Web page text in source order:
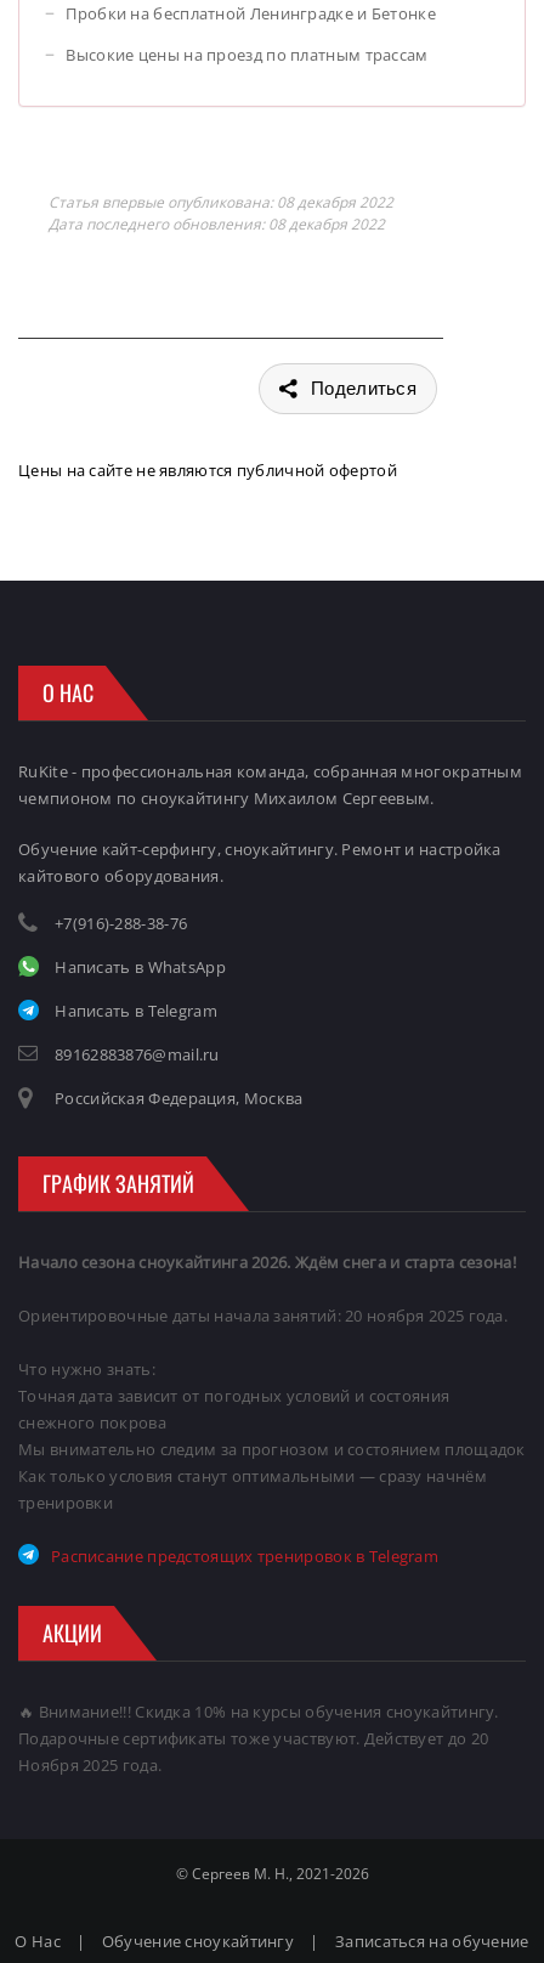
Пробки на бесплатной Ленинградке и Бетонке
Высокие цены на проезд по платным трассам
Статья впервые опубликована:08 декабря 2022
Дата последнего обновления:08 декабря 2022
Поделиться
Цены на сайте не являются публичной офертой
О НАС
RuKite - профессиональная команда, собранная многократным
чемпионом по сноукайтингу Михаилом Сергеевым.
Обучение кайт-серфингу, сноукайтингу. Ремонт и настройка
кайтового оборудования.
+7(916)-288-38-76
Написать в WhatsApp
Написать в Telegram
89162883876@mail.ru
Российская Федерация, Москва
ГРАФИК ЗАНЯТИЙ
Начало сезона сноукайтинга 2026. Ждём снега и старта сезона!
Ориентировочные даты начала занятий: 20 ноября 2025 года.
Что нужно знать:
Точная дата зависит от погодных условий и состояния
снежного покрова
Мы внимательно следим за прогнозом и состоянием площадок
Как только условия станут оптимальными — сразу начнём
тренировки
Расписание предстоящих тренировок в Telegram
АКЦИИ
🔥 Внимание!!! Скидка 10% на курсы обучения сноукайтингу.
Подарочные сертификаты тоже участвуют. Действует до 20
Ноября 2025 года.
© Сергеев М. Н., 2021-2026
О Нас | Обучение сноукайтингу | Записаться на обучение